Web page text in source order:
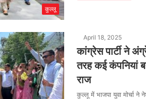
कुल्लू
April 18, 2025
कांग्रेस पार्टी ने
तरह कई कंपनियां
राज
कुल्लू में भाजपा युवा मोर्चा ने